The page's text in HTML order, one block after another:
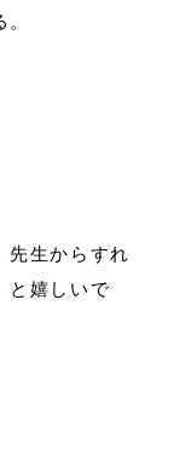
先生からすれ
と嬉しいで